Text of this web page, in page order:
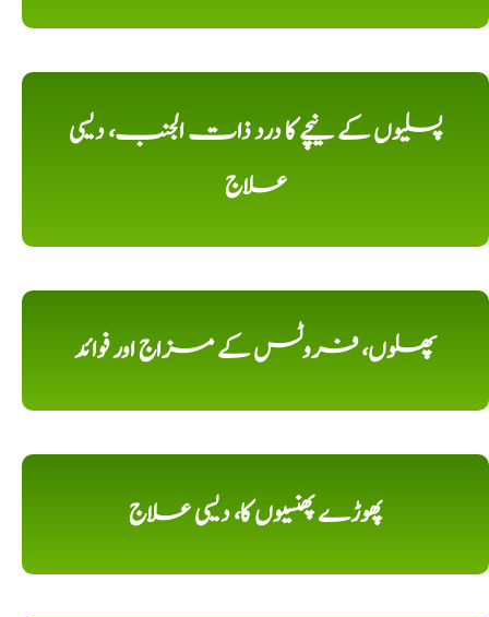
پسلیوں کے نیچے کا درد ذات الجنب، دیسی
علاج
پھلوں، فروٹس کے مزاج اور فوائد
پھوڑے پھنسیوں کا، دیسی علاج